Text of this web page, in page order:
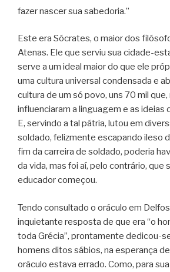
fazer nascer sua sabedoria.”
Este era Sócrates, o maior dos
Atenas. Ele que serviu sua cidade-
serve a um ideal maior do que ele
uma cultura universal condensada e
cultura de um só povo, uns 70 mil
influenciaram a linguagem e as ideias
E, servindo a tal pátria, lutou em
soldado, felizmente escapando ileso
fim da carreira de soldado, poderia
da vida, mas foi aí, pelo contrário, que
educador começou.
Tendo consultado o oráculo em
inquietante resposta de que era “o
toda Grécia”, prontamente dedicou-
homens ditos sábios, na esperança
oráculo estava errado. Como, para